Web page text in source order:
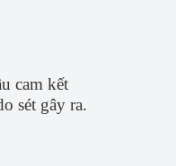
cam kết
sét gây ra.